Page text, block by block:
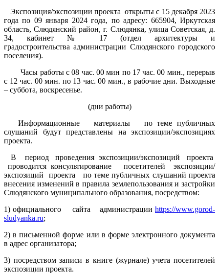
Экспозиция/экспозиции проекта открыты с 15 декабря 2023
года по 09 января 2024 года, по адресу: 665904, Иркутская
область, Слюдянский район, г. Слюдянка, улица Советская, д.
34, кабинет № 17 (отдел архитектуры и
градостроительства администрации Слюдянского городского
поселения).
Часы работы с 08 час. 00 мин по 17 час. 00 мин., перерыв
с 12 час. 00 мин. по 13 час. 00 мин., в рабочие дни. Выходные
– суббота, воскресенье.
(дни работы)
Информационные материалы по теме публичных
слушаний будут представлены на экспозиции/экспозициях
проекта.
В период проведения экспозиции/экспозиций проекта
проводится консультирование посетителей экспозиции/
экспозиций проекта по теме публичных слушаний проекта
внесения изменений в правила землепользования и застройки
Слюдянского муниципального образования, посредством:
1) официального сайта администрации https://www.gorod-
sludyanka.ru;
2) в письменной форме или в форме электронного документа
в адрес организатора;
3) посредством записи в книге (журнале) учета посетителей
экспозиции проекта.